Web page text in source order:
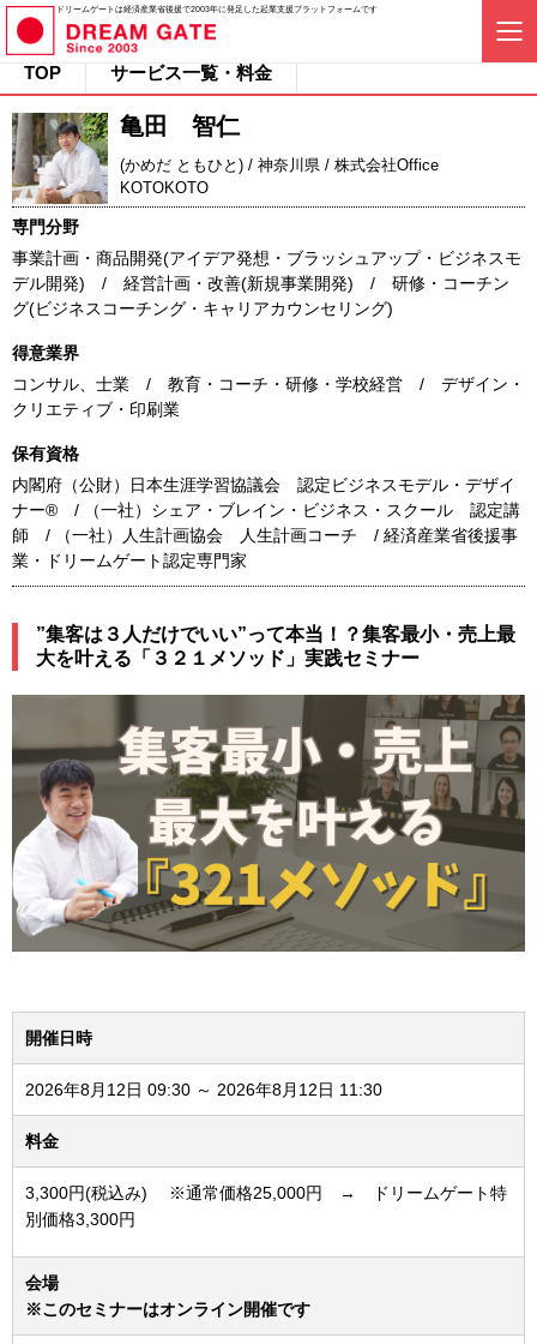
ドリームゲートは経済産業省後援で2003年に発足した起業支援プラットフォームです
TOP サービス一覧・料金
亀田 智仁
(かめだ ともひと) / 神奈川県 / 株式会社Office
KOTOKOTO
専門分野
事業計画・商品開発(アイデア発想・ブラッシュアップ・ビジネスモ
デル開発) / 経営計画・改善(新規事業開発) / 研修・コーチン
グ(ビジネスコーチング・キャリアカウンセリング)
得意業界
コンサル、士業 / 教育・コーチ・研修・学校経営 / デザイン・
クリエティブ・印刷業
保有資格
内閣府（公財）日本生涯学習協議会 認定ビジネスモデル・デザイ
ナー® / （一社）シェア・ブレイン・ビジネス・スクール 認定講
師 / （一社）人生計画協会 人生計画コーチ / 経済産業省後援事
業・ドリームゲート認定専門家
”集客は３人だけでいい”って本当！？集客最小・売上最
大を叶える「３２１メソッド」実践セミナー
開催日時
2026年8月12日 09:30 ～ 2026年8月12日 11:30
料金
3,300円(税込み) ※通常価格25,000円 → ドリームゲート特
別価格3,300円
会場
※このセミナーはオンライン開催です